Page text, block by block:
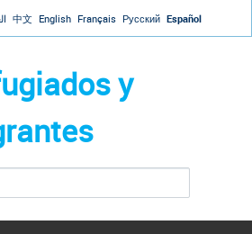
Jump to navigation
中文 English Français Русский Español
y